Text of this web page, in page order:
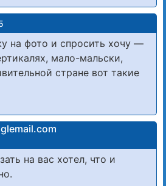
на фото и спросить хочу —
мало-мальски,
стране вот такие
на вас хотел, что и